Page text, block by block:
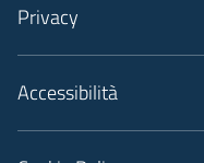
Privacy
Accessibilità